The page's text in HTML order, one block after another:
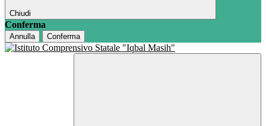
Chiudi
Conferma
Annulla Conferma